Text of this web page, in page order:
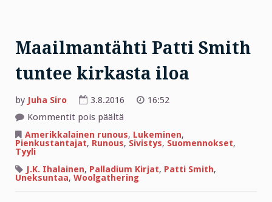
Maailmantähti Patti Smith
tuntee kirkasta iloa
by Juha Siro 3.8.2016
16:52
Kommentit pois päältä
Patti
Smith
tuntee
iloa
Amerikkalainen runous, Lukeminen,
Pienkustantajat, Runous, Sivistys, Suomennokset,
Tyyli
J.K. Ihalainen, Palladium Kirjat, Patti Smith,
Uneksuntaa, Woolgathering